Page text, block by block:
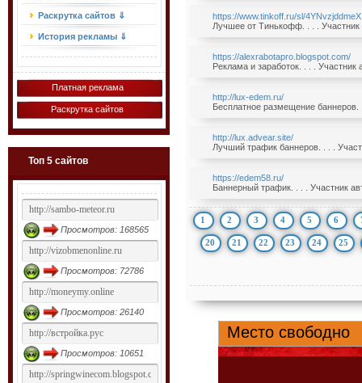
Раскрутка сайтов ⇓
История рекламы ⇓
Платная реклама
Раскрутка сайтов
Топ 5 сайтов
Просмотров: 168565
Просмотров: 72786
Просмотров: 26140
Просмотров: 10651
https://www.tinkoff.ru/sl/4YNvzjddmeX
Лучшее от Тинькофф. . . . Участник
https://alexrabotapro.blogspot.com/
Реклама и заработок. . . . Участник
http://lux-edem.ru/
Бесплатное размещение баннеров.
http://lux.advear.site/
Лучший трафик баннеров. . . .
https://edem58.ru/
Баннерный трафик. . . . Участник
1 2 3 4 5 6
20 21 22 23 24 25